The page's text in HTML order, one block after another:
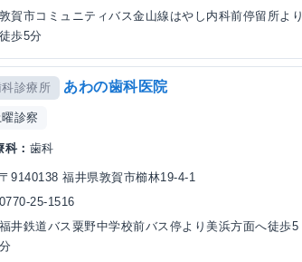
敦賀市コミュニティバス金山線はやし内科前停留所より
徒歩5分
科診療所 あわの歯科医院
診察
科： 歯科
〒9140138 福井県敦賀市櫛林19-4-1
0770-25-1516
福井鉄道バス粟野中学校前バス停より美浜方面へ徒歩5
分